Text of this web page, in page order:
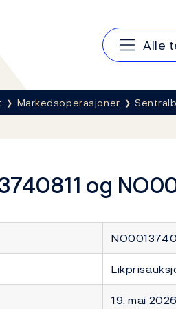
Alle
Markedsoperasjoner
og
19. mai